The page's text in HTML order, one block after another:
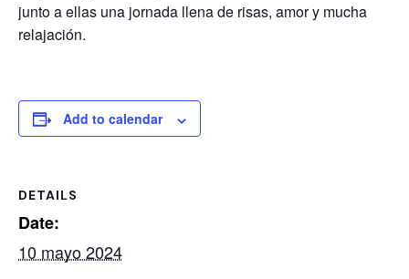
junto a ellas una jornada llena de risas, amor y mucha
relajación.
Add to calendar
DETAILS
Date:
10 mayo 2024